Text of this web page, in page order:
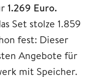
1.269 Euro.
Set stolze 1.859
fest: Dieser
Angebote für
mit Speicher.